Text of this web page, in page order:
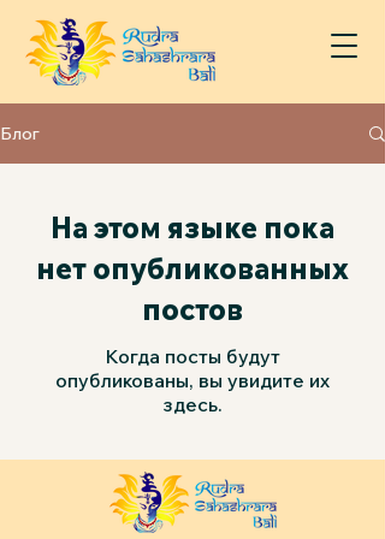
Блог
На этом языке пока
нет опубликованных
постов
Когда посты будут
опубликованы, вы увидите их
здесь.